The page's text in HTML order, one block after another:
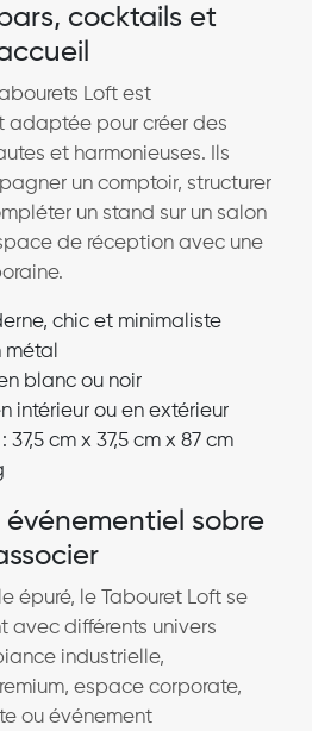
cocktails et
Loft est
adaptée pour créer des
et harmonieuses. Ils
un comptoir, structurer
un stand sur un salon
de réception avec une
chic et minimaliste
métal
blanc ou noir
intérieur ou en extérieur
37,5 cm x 37,5 cm x 87 cm
événementiel sobre
épuré, le Tabouret Loft se
avec différents univers
industrielle,
espace corporate,
ou événement